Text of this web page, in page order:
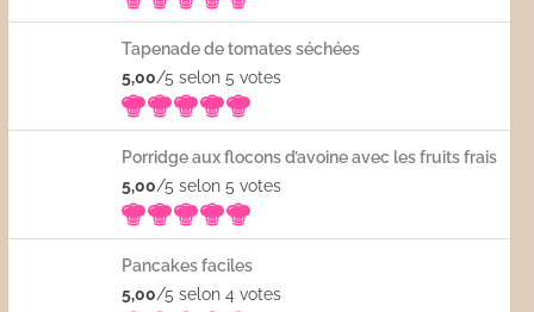
Tapenade de tomates séchées
5,00/5 selon 5votes
Porridge aux flocons d’avoine avec les fruits frais
5,00/5 selon 5votes
Pancakes faciles
5,00/5 selon 4votes